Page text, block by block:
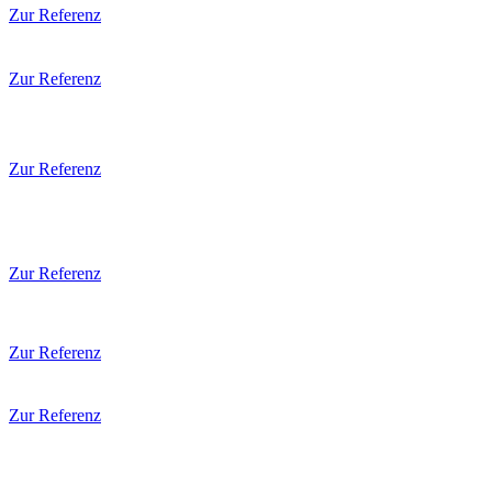
Zur Referenz
Zur Referenz
Zur Referenz
Zur Referenz
Zur Referenz
Zur Referenz